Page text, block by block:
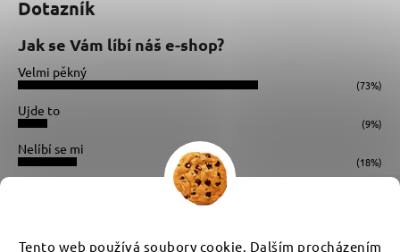
Tento web používá soubory cookie. Dalším procházením
Dotazník
Jak se Vám líbí náš e-shop?
Velmi pěkný
(73%)
Ujde to
(9%)
Nelíbí se mi
(18%)
Instagram